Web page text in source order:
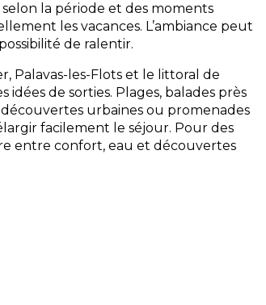
la période et des moments
les vacances. L’ambiance peut
de ralentir.
Palavas-les-Flots et le littoral de
idées de sorties. Plages, balades près
urbaines ou promenades
facilement le séjour. Pour des
entre confort, eau et découvertes